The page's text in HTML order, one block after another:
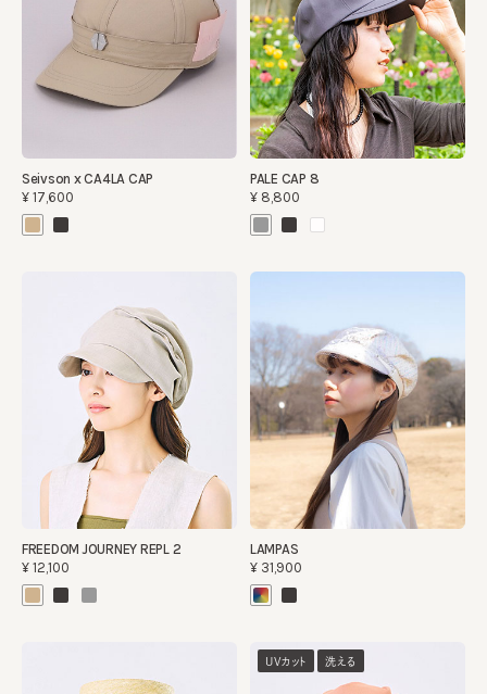
Seivson x CA4LA CAP
¥17,600
PALE CAP 8
¥8,800
FREEDOM JOURNEY REPL 2
¥12,100
LAMPAS
¥31,900
UVカット 洗える